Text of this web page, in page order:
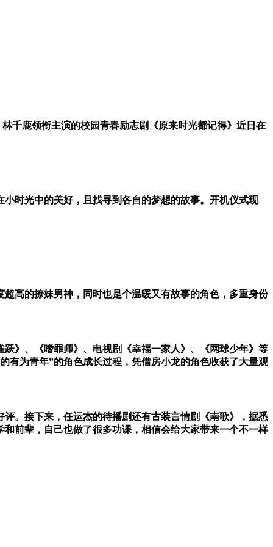
林千鹿领衔主演的校园青春励志剧《原来时光都记得》近日在
时光中的美好，且找寻到各自的梦想的故事。 开机仪式现
高的撩妹男神，同时也是个温暖又有故事的角色，多重身份
》、《嗜罪师》、电视剧《幸福一家人》、《网球少年》等
有为青年”的角色成长过程 ， 凭借房小龙的角色收获了大量观
评。接下来，任运杰的待播剧还有古装言情剧
《南歌》，据悉
前辈，自己也做了很多功课，相信会给大家带来一个不一样